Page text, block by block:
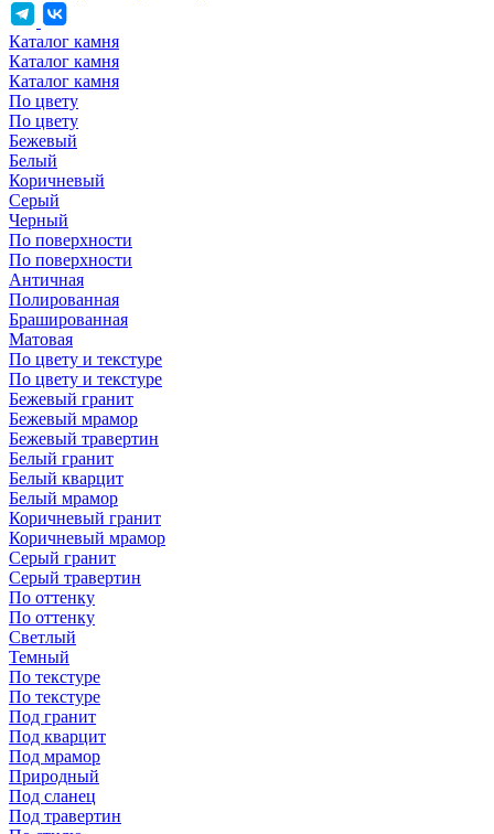
Каталог камня
Каталог камня
Каталог камня
По цвету
По цвету
Бежевый
Белый
Коричневый
Серый
Черный
По поверхности
По поверхности
Античная
Полированная
Брашированная
Матовая
По цвету и текстуре
По цвету и текстуре
Бежевый гранит
Бежевый мрамор
Бежевый травертин
Белый гранит
Белый кварцит
Белый мрамор
Коричневый гранит
Коричневый мрамор
Серый гранит
Серый травертин
По оттенку
По оттенку
Светлый
Темный
По текстуре
По текстуре
Под гранит
Под кварцит
Под мрамор
Природный
Под сланец
Под травертин